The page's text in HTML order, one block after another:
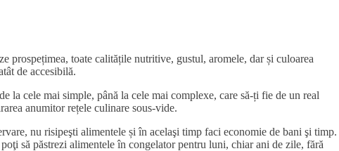
prospețimea, toate calitățile nutritive, gustul, aromele, dar și culoarea
de accesibilă.
la cele mai simple, până la cele mai complexe, care să-ți fie de un real
anumitor rețele culinare sous-vide.
nu risipeşti alimentele și în acelaşi timp faci economie de bani şi timp.
să păstrezi alimentele în congelator pentru luni, chiar ani de zile, fără